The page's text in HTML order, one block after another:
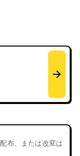
布、または改変は